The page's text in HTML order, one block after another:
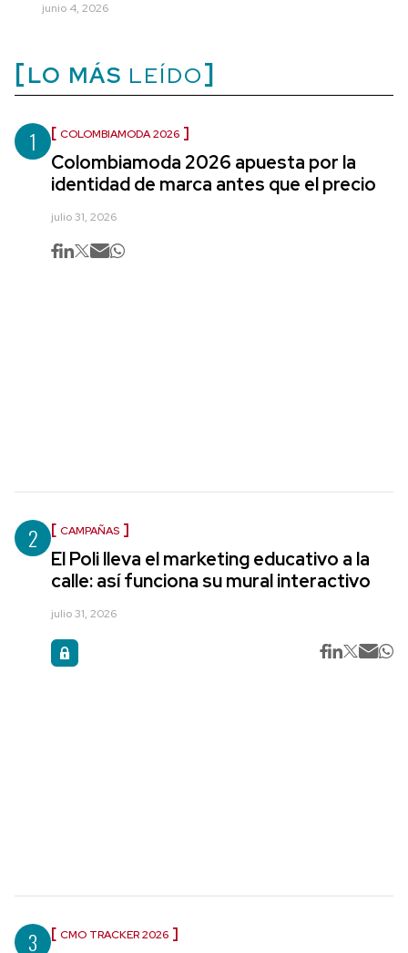
junio 4, 2026
LO MÁS LEÍDO
1 COLOMBIAMODA 2026
Colombiamoda 2026 apuesta por la
identidad de marca antes que el precio
julio 31, 2026
2 CAMPAÑAS
El Poli lleva el marketing educativo a la
calle: así funciona su mural interactivo
julio 31, 2026
3 CMO TRACKER 2026